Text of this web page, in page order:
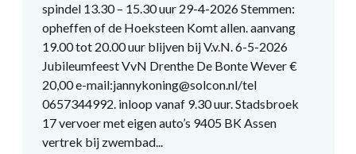
spindel 13.30 – 15.30 uur 29-4-2026 Stemmen:
opheffen of de Hoeksteen Komt allen. aanvang
19.00 tot 20.00 uur blijven bij V.v.N. 6-5-2026
Jubileumfeest VvN Drenthe De Bonte Wever €
20,00 e-mail:jannykoning@solcon.nl/tel
0657344992. inloop vanaf 9.30 uur. Stadsbroek
17 vervoer met eigen auto’s 9405 BK Assen
vertrek bij zwembad...